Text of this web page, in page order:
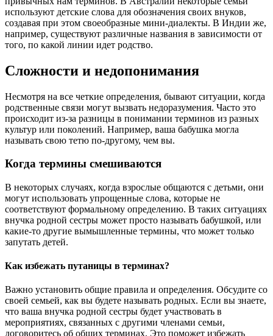
используют детские слова для обозначения своих внуков,
создавая при этом своеобразные мини-диалекты. В Индии же,
например, существуют различные названия в зависимости от
того, по какой линии идет родство.
Сложности и недопонимания
Несмотря на все четкие определения, бывают ситуации, когда
родственные связи могут вызвать недоразумения. Часто это
происходит из-за разницы в понимании терминов из разных
культур или поколений. Например, ваша бабушка могла
называть свою тетю по-другому, чем вы.
Когда термины смешиваются
В некоторых случаях, когда взрослые общаются с детьми, они
могут использовать упрощенные слова, которые не
соответствуют формальному определению. В таких ситуациях
внучка родной сестры может просто называть бабушкой, или
какие-то другие вымышленные термины, что может только
запутать детей.
Как избежать путаницы в терминах?
Важно установить общие правила и определения. Обсудите со
своей семьей, как вы будете называть родных. Если вы знаете,
что ваша внучка родной сестры будет участвовать в
мероприятиях, связанных с другими членами семьи,
договоритесь об общих терминах. Это поможет избежать